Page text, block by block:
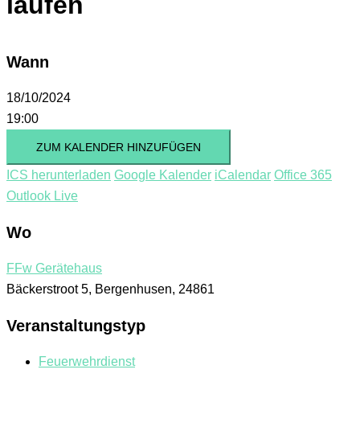
Wann
18/10/2024
19:00
ZUM KALENDER HINZUFÜGEN
ICS herunterladen Google Kalender iCalendar Office 365
Outlook Live
Wo
FFw Gerätehaus
Bäckerstroot 5, Bergenhusen, 24861
Veranstaltungstyp
Feuerwehrdienst